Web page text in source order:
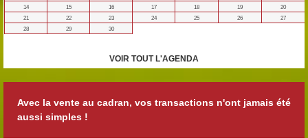
14
15 16 17 18 19
20
21
22 23 24 25 26
27
28
29 30
VOIR TOUT L'AGENDA
Avec la vente au cadran, vos transactions n'ont jamais été
aussi simples !